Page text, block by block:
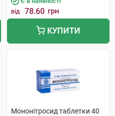
від 78.60 грн
КУПИТИ
Мононітросид таблетки 40